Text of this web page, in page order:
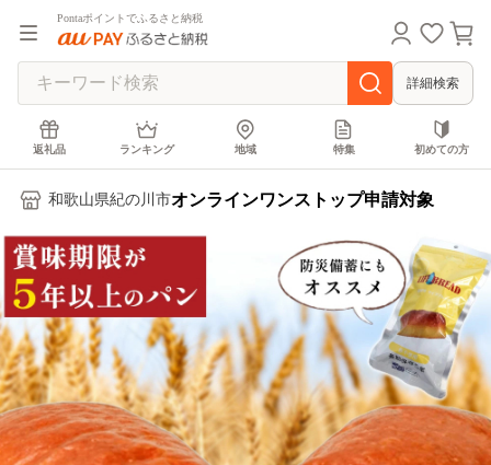
Pontaポイントでふるさと納税
詳細検索
返礼品 ランキング 地域 特集 初めての方
和歌山県紀の川市オンラインワンストップ申請対象